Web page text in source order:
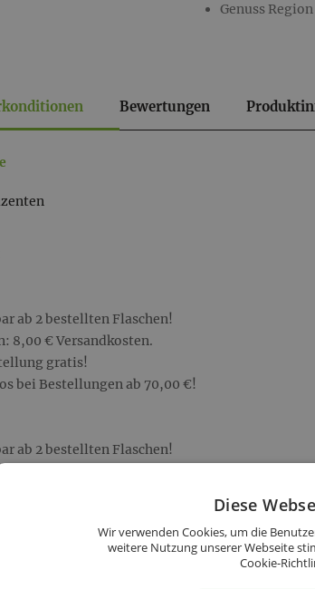
Genuss
Bewertungen
ab 2 bestellten Flaschen!
8,00 € Versandkosten.
gratis!
bei Bestellungen ab 70,00 €!
ab 2 bestellten Flaschen!
14,00 € Versandkosten.
gratis!
bei Bestellungen ab 100,00 €!
ausschließlich aus folgenden Ländern an:
Diese
Wir verwenden Cookies, um die
weitere Nutzung unserer Webseite
Cookie-